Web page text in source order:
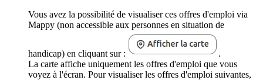
Vous avez la possibilité de visualiser ces offres d'emploi via
Mappy (non accessible aux personnes en situation de
handicap) en cliquant sur :
.
La carte affiche uniquement les offres d'emploi que vous
voyez à l'écran. Pour visualiser les offres d'emploi suivantes,